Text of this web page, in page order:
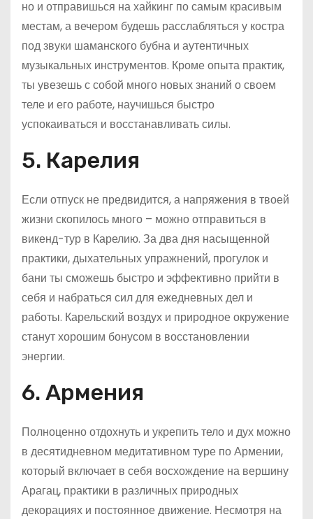
но и отправишься на хайкинг по самым красивым
местам, а вечером будешь расслабляться у костра
под звуки шаманского бубна и аутентичных
музыкальных инструментов. Кроме опыта практик,
ты увезешь с собой много новых знаний о своем
теле и его работе, научишься быстро
успокаиваться и восстанавливать силы.
5. Карелия
Если отпуск не предвидится, а напряжения в твоей
жизни скопилось много – можно отправиться в
викенд-тур в Карелию. За два дня насыщенной
практики, дыхательных упражнений, прогулок и
бани ты сможешь быстро и эффективно прийти в
себя и набраться сил для ежедневных дел и
работы. Карельский воздух и природное окружение
станут хорошим бонусом в восстановлении
энергии.
6. Армения
Полноценно отдохнуть и укрепить тело и дух можно
в десятидневном медитативном туре по Армении,
который включает в себя восхождение на вершину
Арагац, практики в различных природных
декорациях и постоянное движение. Несмотря на